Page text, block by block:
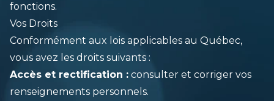
fonctions.
Vos Droits
Conformément aux lois applicables au Québec,
vous avez les droits suivants :
Accès et rectification : consulter et corriger vos
renseignements personnels.